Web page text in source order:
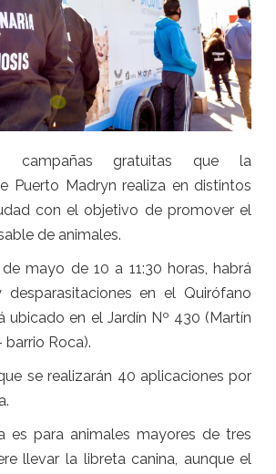
campañas gratuitas que la
Puerto Madryn realiza en distintos
con el objetivo de promover el
de animales.
mayo de 10 a 11:30 horas, habrá
desparasitaciones en el Quirófano
ubicado en el Jardín Nº 430 (Martín
barrio Roca).
se realizarán 40 aplicaciones por
es para animales mayores de tres
llevar la libreta canina, aunque el